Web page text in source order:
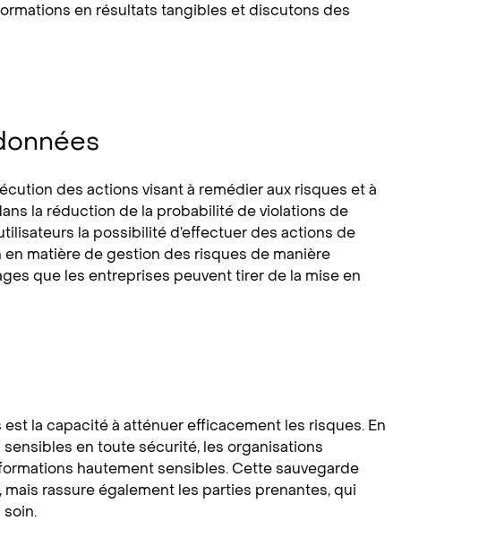
en résultats tangibles et discutons des
des actions visant à remédier aux risques et à
la réduction de la probabilité de violations de
la possibilité d’effectuer des actions de
matière de gestion des risques de manière
que les entreprises peuvent tirer de la mise en
la capacité à atténuer efficacement les risques. En
en toute sécurité, les organisations
hautement sensibles. Cette sauvegarde
rassure également les parties prenantes, qui